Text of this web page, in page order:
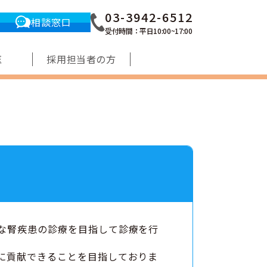
相談窓口 03-3942-6512
受付時間：平日10:00~17:00
採用担当者の方
腎疾患の診療を目指して診療を行
献できることを目指しておりま